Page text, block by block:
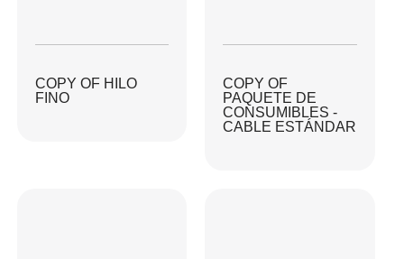
COPY OF HILO
FINO
COPY OF
PAQUETE DE
CONSUMIBLES -
CABLE ESTÁNDAR